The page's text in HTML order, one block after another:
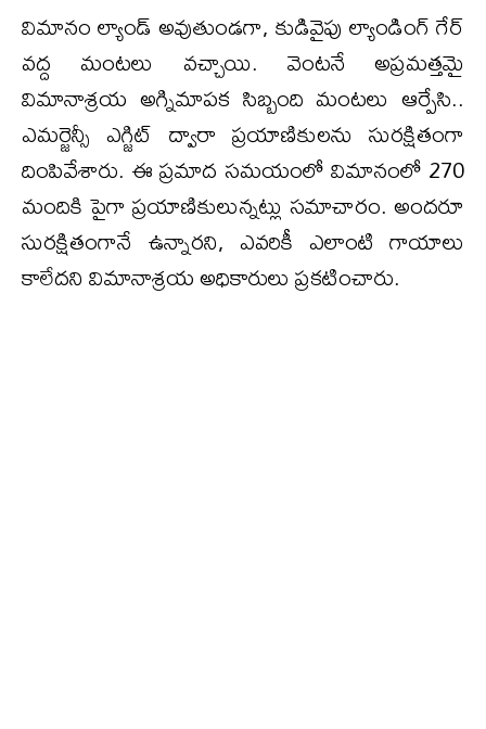
విమానం ల్యాండ్ అవుతుండగా, కుడివైపు ల్యాండింగ్ గేర్
వద్ద మంటలు వచ్చాయి. వెంటనే అప్రమత్తమై
విమానాశ్రయ అగ్నిమాపక సిబ్బంది మంటలు ఆర్పేసి..
ఎమర్జెన్సీ ఎగ్జిట్ ద్వారా ప్రయాణికులను సురక్షితంగా
దింపివేశారు. ఈ ప్రమాద సమయంలో విమానంలో 270
మందికి పైగా ప్రయాణికులున్నట్లు సమాచారం. అందరూ
సురక్షితంగానే ఉన్నారని, ఎవరికీ ఎలాంటి గాయాలు
కాలేదని విమానాశ్రయ అధికారులు ప్రకటించారు.